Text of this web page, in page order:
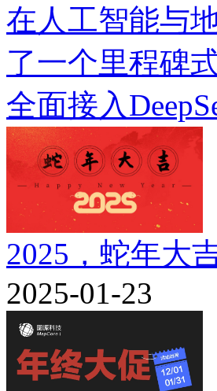
在人工智能与
了一个里程碑
全面接入
2025，蛇年大
2025-01-23